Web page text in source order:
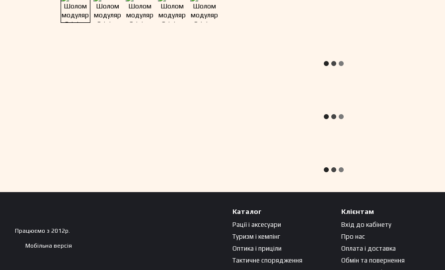
Працюємо з 2012р.
Мобільна версія
Каталог
Рації і аксесуари
Туризм і кемпінг
Оптика і приціли
Тактичне спорядження
Клієнтам
Вхід до кабінету
Про нас
Оплата і доставка
Обмін та повернення